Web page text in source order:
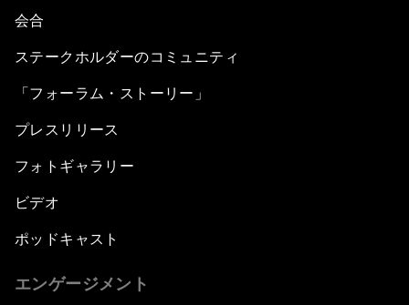
会合
ステークホルダーのコミュニティ
「フォーラム・ストーリー」
プレスリリース
フォトギャラリー
ビデオ
ポッドキャスト
エンゲージメント